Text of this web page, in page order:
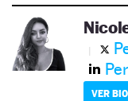
VER